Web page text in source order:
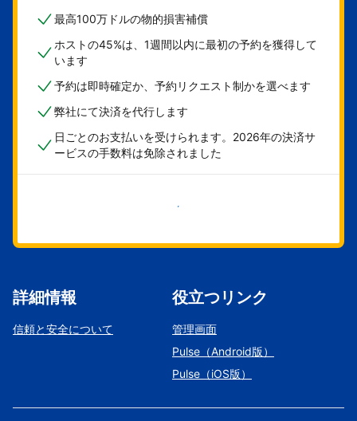
最高100万ドルの物的損害補償
ホストの45%は、1週間以内に最初の予約を獲得して
います
予約は即時確定か、予約リクエスト制かを選べます
弊社にて決済を代行します
日ごとのお支払いを受けられます。2026年の決済サ
ービスの手数料は免除されました
今すぐ始める
詳細情報
信頼と安全について
役立つリンク
管理画面
Pulse（Android版）
Pulse（iOS版）